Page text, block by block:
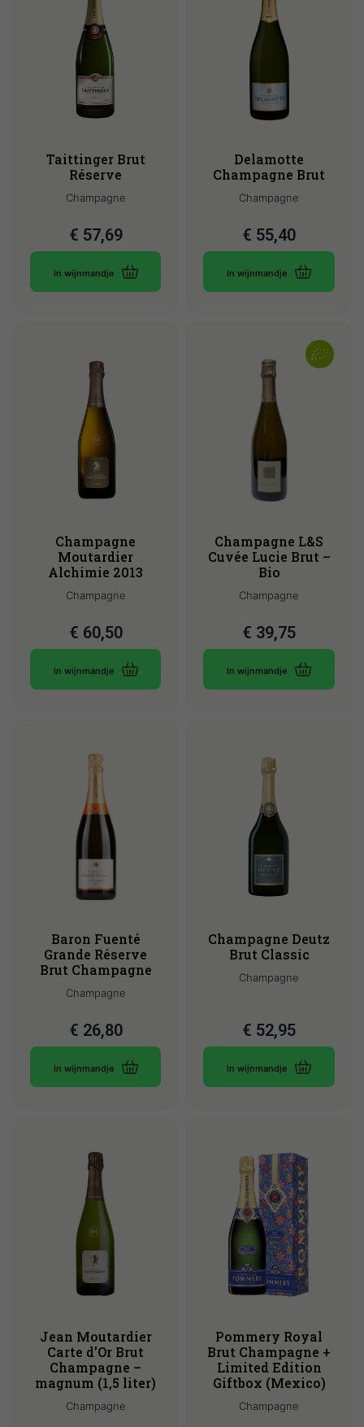
Taittinger Brut
Réserve
Champagne
€ 57,69
In wijnmandje
Delamotte
Champagne Brut
Champagne
€ 55,40
In wijnmandje
Champagne
Moutardier
Alchimie 2013
Champagne
€ 60,50
In wijnmandje
Champagne L&S
Cuvée Lucie Brut –
Bio
Champagne
€ 39,75
In wijnmandje
Baron Fuenté
Grande Réserve
Brut Champagne
Champagne
€ 26,80
In wijnmandje
Champagne Deutz
Brut Classic
Champagne
€ 52,95
In wijnmandje
Jean Moutardier
Carte d’Or Brut
Champagne –
magnum (1,5 liter)
Champagne
Pommery Royal
Brut Champagne +
Limited Edition
Giftbox (Mexico)
Champagne